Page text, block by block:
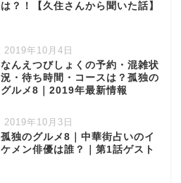
は？！【久住さんから聞いた話】
2019年10月4日
なんえつびしょくの予約・混雑状
況・待ち時間・コースは？孤独の
グルメ8｜2019年最新情報
2019年10月3日
孤独のグルメ8｜中華街占いのイ
ケメン俳優は誰？｜第1話ゲスト